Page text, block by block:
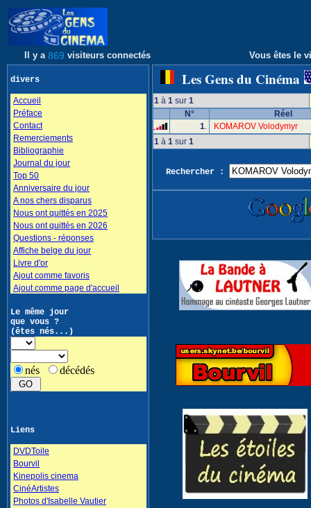
Il y a 869 visiteurs connectés Vous êtes le
divers
Accueil
Préface
Contact
Remerciements
Bibliographie
Journal du jour
Top 50
Anniversaire du jour
A nos chers disparus
Nous ont quittés en 2025
Nous ont quittés en 2026
Questions - réponses
Affiche belge du jour
Livre d'or
Ajout comme favoris
Ajout comme page d'accueil
Le même jour
que vous ?
(êtes nés...)
nés décédés
Liens
DVDToile
Bourvil
Kinepolis cinema
CinéArtistes
Photos d'Isabelle Vautier
Les Gens du Cinéma
1 à 1 sur 1
N°
Réel
1.
KOMAROV Volodymyr
1 à 1 sur 1
Rechercher :